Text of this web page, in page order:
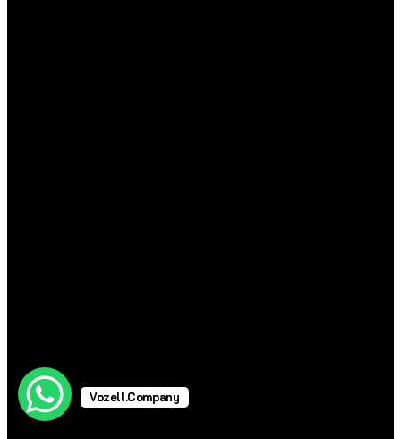
Vozell.Company